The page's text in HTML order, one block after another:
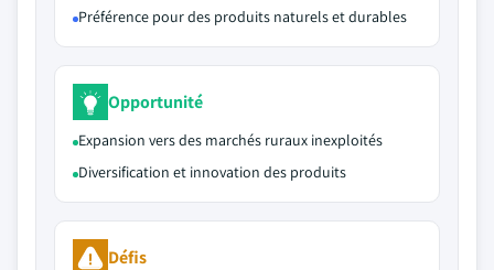
Préférence pour des produits naturels et durables
Opportunité
Expansion vers des marchés ruraux inexploités
Diversification et innovation des produits
Défis